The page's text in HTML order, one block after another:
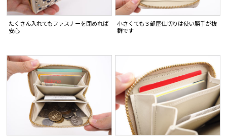
たくさん入れてもファスナーを閉めれば
安心
小さくても３部屋仕切りは使い勝手が抜
群です